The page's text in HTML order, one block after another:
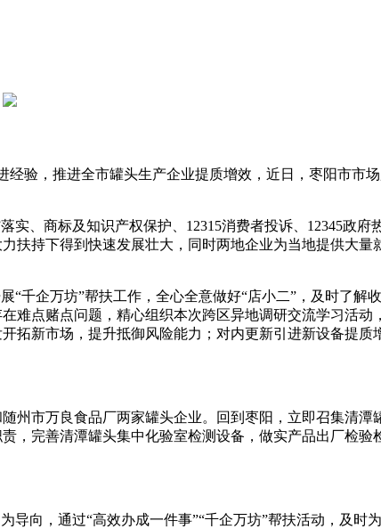
，推进全市罐头生产企业提质增效，近日，枣阳市市
商标及知识产权保护、12315消费者投诉、12345政府
扶持下得到快速发展壮大，同时两地企业为当地提供大量
企万坊”帮扶工作，全心全意做好“店小二”，及时了解
点赌点问题，精心组织本次跨区异地调研交流学习活动
拓新市场，提升抵御风险能力；对内更新引进新设备提质
市万良食品厂两家罐头企业。回到枣阳，立即召集清潭
完善清潭罐头集中化验室检测设备，做实产品出厂检验
向，通过“高效办成一件事”“千企万坊”帮扶活动，及时